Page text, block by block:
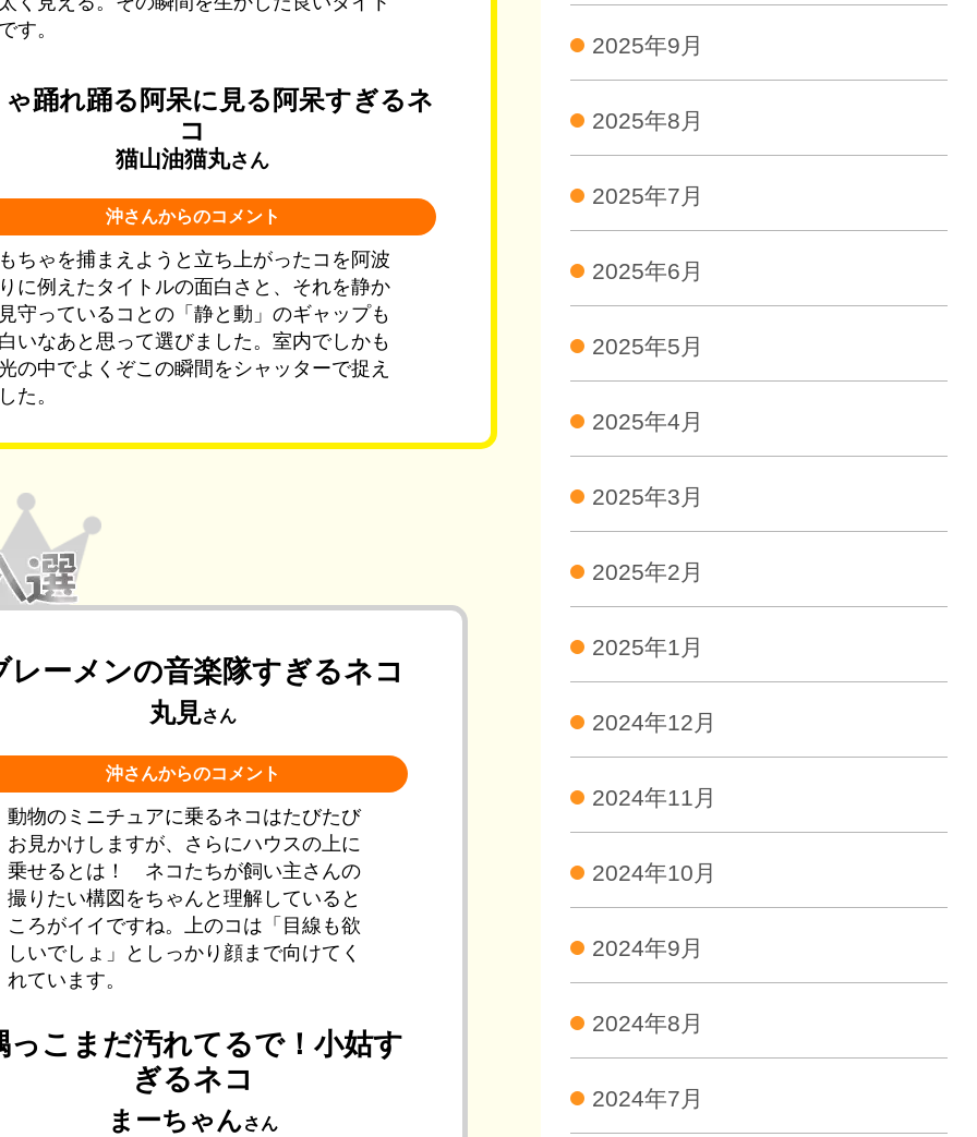
す。
踊れ踊る阿呆に見る阿呆すぎるネ
コ
猫山油猫丸さん
沖さんからのコメント
ちゃを捕まえようと立ち上がったコを阿波
に例えたタイトルの面白さと、それを静か
守っているコとの「静と動」のギャップも
いなあと思って選びました。室内でしかも
の中でよくぞこの瞬間をシャッターで捉え
た。
レーメンの音楽隊すぎるネコ
丸見さん
沖さんからのコメント
動物のミニチュアに乗るネコはたびたび
お見かけしますが、さらにハウスの上に
乗せるとは！ ネコたちが飼い主さんの
撮りたい構図をちゃんと理解していると
ころがイイですね。上のコは「目線も欲
しいでしょ」としっかり顔まで向けてく
れています。
っこまだ汚れてるで！小姑す
ぎるネコ
まーちゃんさん
2025年9月
2025年8月
2025年7月
2025年6月
2025年5月
2025年4月
2025年3月
2025年2月
2025年1月
2024年12月
2024年11月
2024年10月
2024年9月
2024年8月
2024年7月